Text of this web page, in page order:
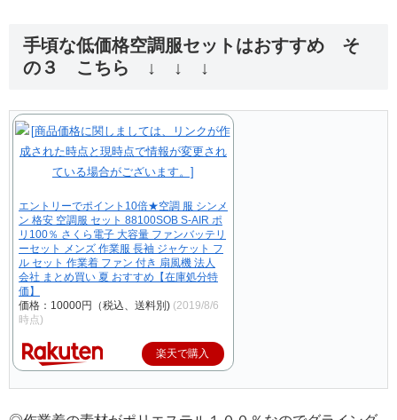
手頃な低価格空調服セットはおすすめ そ
の３ こちら ↓ ↓ ↓
エントリーでポイント10倍★空調 服 シンメ
ン 格安 空調服 セット 88100SOB S-AIR ポ
リ100％ さくら電子 大容量 ファンバッテリ
ーセット メンズ 作業服 長袖 ジャケット フ
ル セット 作業着 ファン 付き 扇風機 法人
会社 まとめ買い 夏 おすすめ【在庫処分特
価】
価格：10000円（税込、送料別) (2019/8/6
時点)
楽天で購入